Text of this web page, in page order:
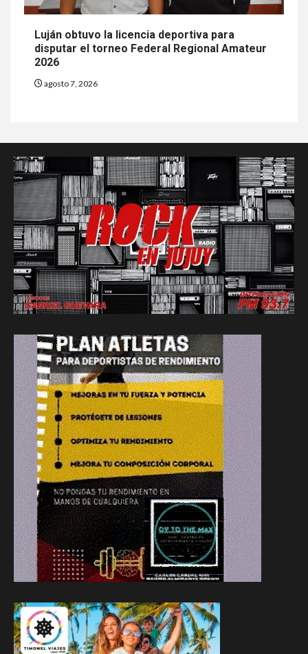
Luján obtuvo la licencia deportiva para
disputar el torneo Federal Regional Amateur
2026
agosto 7, 2026